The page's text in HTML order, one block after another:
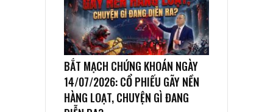
BẮT MẠCH CHỨNG KHOÁN NGÀY
14/07/2026: CỔ PHIẾU GÃY NỀN
HÀNG LOẠT, CHUYỆN GÌ ĐANG